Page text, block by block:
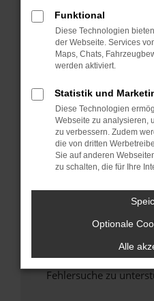
Fenster?
Starte dein Gerät
Das kann manchmal
Probleme zu beheben.
Stelle sicher, dass
Betriebssystem auf
sind.
Veraltete Software
Sicherheitsrisiko,
führen, dass
Wende dich an den
hast, kontaktiere uns
versuchen, das
uns diesen Text
Fehlersuche zu
Funktional
Diese Technologien
der Webseite. Services
Maps, Chats,
werden aktiviert.
Statistik und
Diese Technologien
Webseite zu analysieren,
zu verbessern. Zudem
die von dritten
Sie auf anderen
zu schalten, die für Ihre
Optionale
Alle